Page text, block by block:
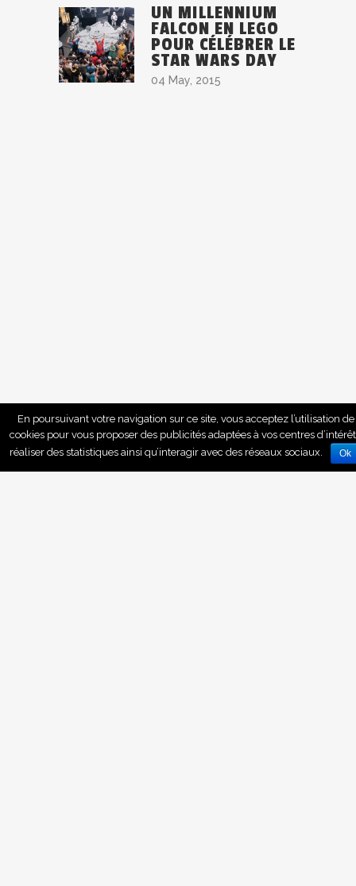
UN MILLENNIUM
FALCON EN LEGO
POUR CÉLÉBRER LE
STAR WARS DAY
04 May, 2015
En poursuivant votre navigation sur ce site, vous acceptez l’utilisation de
cookies pour vous proposer des publicités adaptées à vos centres
réaliser des statistiques ainsi qu’interagir avec des réseaux sociaux.
Ok